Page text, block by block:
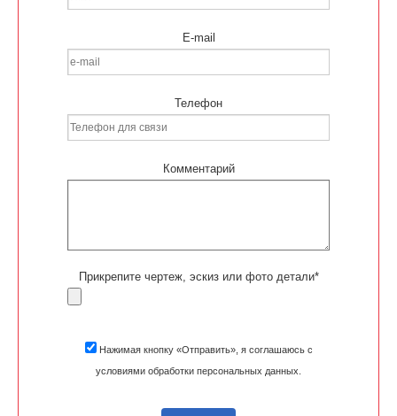
E-mail
Телефон
Комментарий
Прикрепите чертеж, эскиз или фото детали*
Нажимая кнопку «Отправить», я соглашаюсь с
условиями обработки персональных данных.